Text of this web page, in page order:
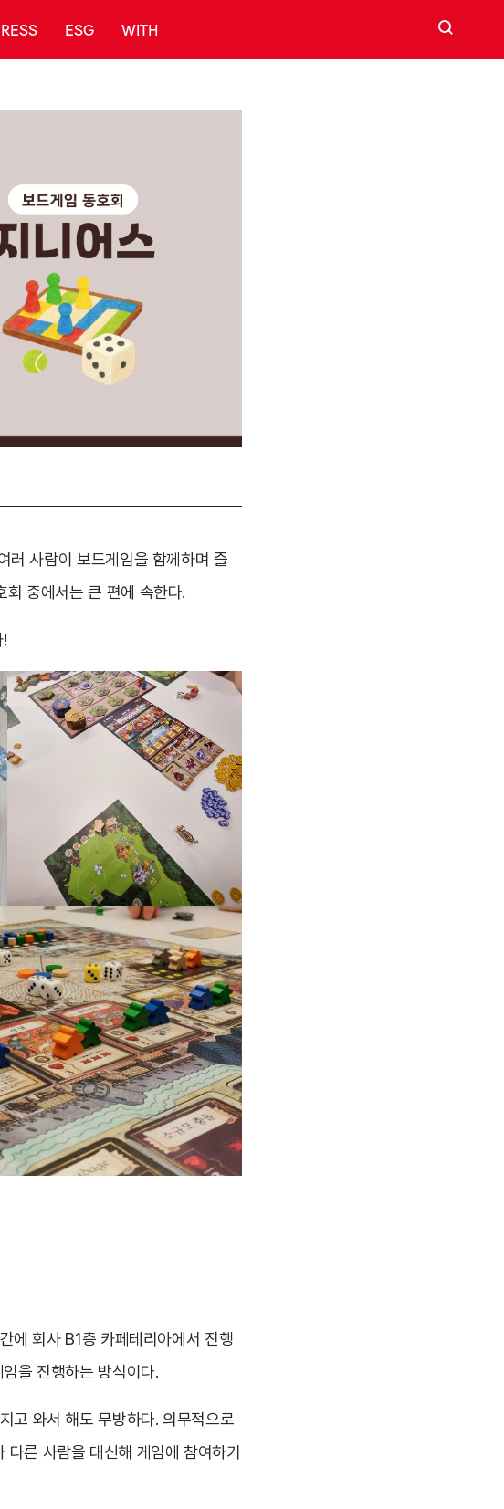
ESG WITH 검색
러 사람이 보드게임을 함께하며 즐
중에서는 큰 편에 속한다.
에 회사 B1층 카페테리아에서 진행
을 진행하는 방식이다.
고 와서 해도 무방하다. 의무적으로
른 사람을 대신해 게임에 참여하기